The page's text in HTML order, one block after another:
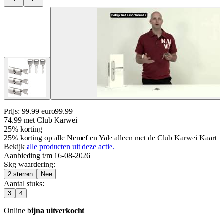
Prijs: 99.99 euro99.99
74.99 met Club Karwei
25% korting
25% korting op alle Nemef en Yale alleen met de Club Karwei Kaart
Bekijk alle producten uit deze actie.
Aanbieding t/m 16-08-2026
Skg waardering:
2 sterren Nee
Aantal stuks:
3 4
Online bijna uitverkocht